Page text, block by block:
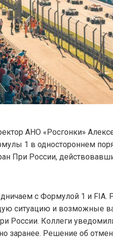
АНО «Росгонки»
1 в одностороннем
При России,
с Формулой 1 и FIA.
ситуацию и возможные
России. Коллеги
заранее. Решение об